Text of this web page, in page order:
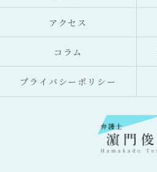
アクセス
コラム
プライバシーポリシー